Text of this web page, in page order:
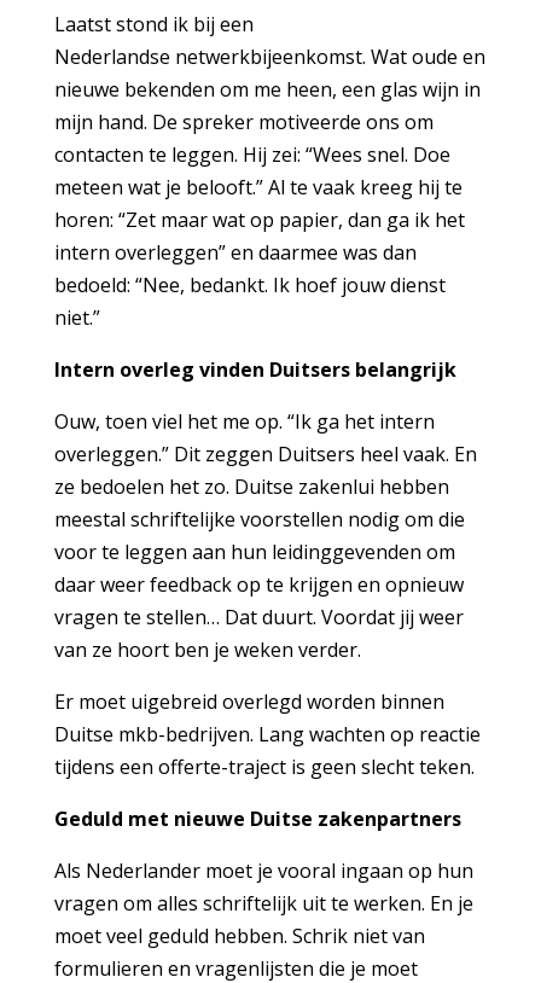
Laatst stond ik bij een
Nederlandse netwerkbijeenkomst. Wat oude en
nieuwe bekenden om me heen, een glas wijn in
mijn hand. De spreker motiveerde ons om
contacten te leggen. Hij zei: “Wees snel. Doe
meteen wat je belooft.” Al te vaak kreeg hij te
horen: “Zet maar wat op papier, dan ga ik het
intern overleggen” en daarmee was dan
bedoeld: “Nee, bedankt. Ik hoef jouw dienst
niet.”
Intern overleg vinden Duitsers belangrijk
Ouw, toen viel het me op. “Ik ga het intern
overleggen.” Dit zeggen Duitsers heel vaak. En
ze bedoelen het zo. Duitse zakenlui hebben
meestal schriftelijke voorstellen nodig om die
voor te leggen aan hun leidinggevenden om
daar weer feedback op te krijgen en opnieuw
vragen te stellen… Dat duurt. Voordat jij weer
van ze hoort ben je weken verder.
Er moet uigebreid overlegd worden binnen
Duitse mkb-bedrijven. Lang wachten op reactie
tijdens een offerte-traject is geen slecht teken.
Geduld met nieuwe Duitse zakenpartners
Als Nederlander moet je vooral ingaan op hun
vragen om alles schriftelijk uit te werken. En je
moet veel geduld hebben. Schrik niet van
formulieren en vragenlijsten die je moet